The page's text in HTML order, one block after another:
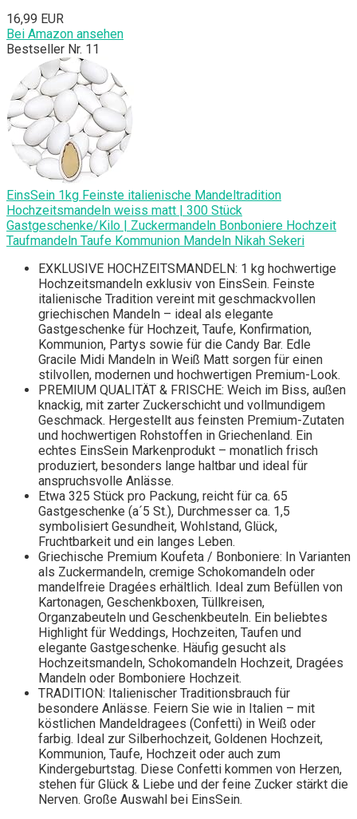
16,99 EUR
Bei Amazon ansehen
Bestseller Nr. 11
EinsSein 1kg Feinste italienische Mandeltradition
Hochzeitsmandeln weiss matt | 300 Stück
Gastgeschenke/Kilo | Zuckermandeln Bonboniere Hochzeit
Taufmandeln Taufe Kommunion Mandeln Nikah Sekeri
EXKLUSIVE HOCHZEITSMANDELN: 1 kg hochwertige
Hochzeitsmandeln exklusiv von EinsSein. Feinste
italienische Tradition vereint mit geschmackvollen
griechischen Mandeln – ideal als elegante
Gastgeschenke für Hochzeit, Taufe, Konfirmation,
Kommunion, Partys sowie für die Candy Bar. Edle
Gracile Midi Mandeln in Weiß Matt sorgen für einen
stilvollen, modernen und hochwertigen Premium-Look.
PREMIUM QUALITÄT & FRISCHE: Weich im Biss, außen
knackig, mit zarter Zuckerschicht und vollmundigem
Geschmack. Hergestellt aus feinsten Premium-Zutaten
und hochwertigen Rohstoffen in Griechenland. Ein
echtes EinsSein Markenprodukt – monatlich frisch
produziert, besonders lange haltbar und ideal für
anspruchsvolle Anlässe.
Etwa 325 Stück pro Packung, reicht für ca. 65
Gastgeschenke (a´5 St.), Durchmesser ca. 1,5
symbolisiert Gesundheit, Wohlstand, Glück,
Fruchtbarkeit und ein langes Leben.
Griechische Premium Koufeta / Bonboniere: In Varianten
als Zuckermandeln, cremige Schokomandeln oder
mandelfreie Dragées erhältlich. Ideal zum Befüllen von
Kartonagen, Geschenkboxen, Tüllkreisen,
Organzabeuteln und Geschenkbeuteln. Ein beliebtes
Highlight für Weddings, Hochzeiten, Taufen und
elegante Gastgeschenke. Häufig gesucht als
Hochzeitsmandeln, Schokomandeln Hochzeit, Dragées
Mandeln oder Bomboniere Hochzeit.
TRADITION: Italienischer Traditionsbrauch für
besondere Anlässe. Feiern Sie wie in Italien – mit
köstlichen Mandeldragees (Confetti) in Weiß oder
farbig. Ideal zur Silberhochzeit, Goldenen Hochzeit,
Kommunion, Taufe, Hochzeit oder auch zum
Kindergeburtstag. Diese Confetti kommen von Herzen,
stehen für Glück & Liebe und der feine Zucker stärkt die
Nerven. Große Auswahl bei EinsSein.